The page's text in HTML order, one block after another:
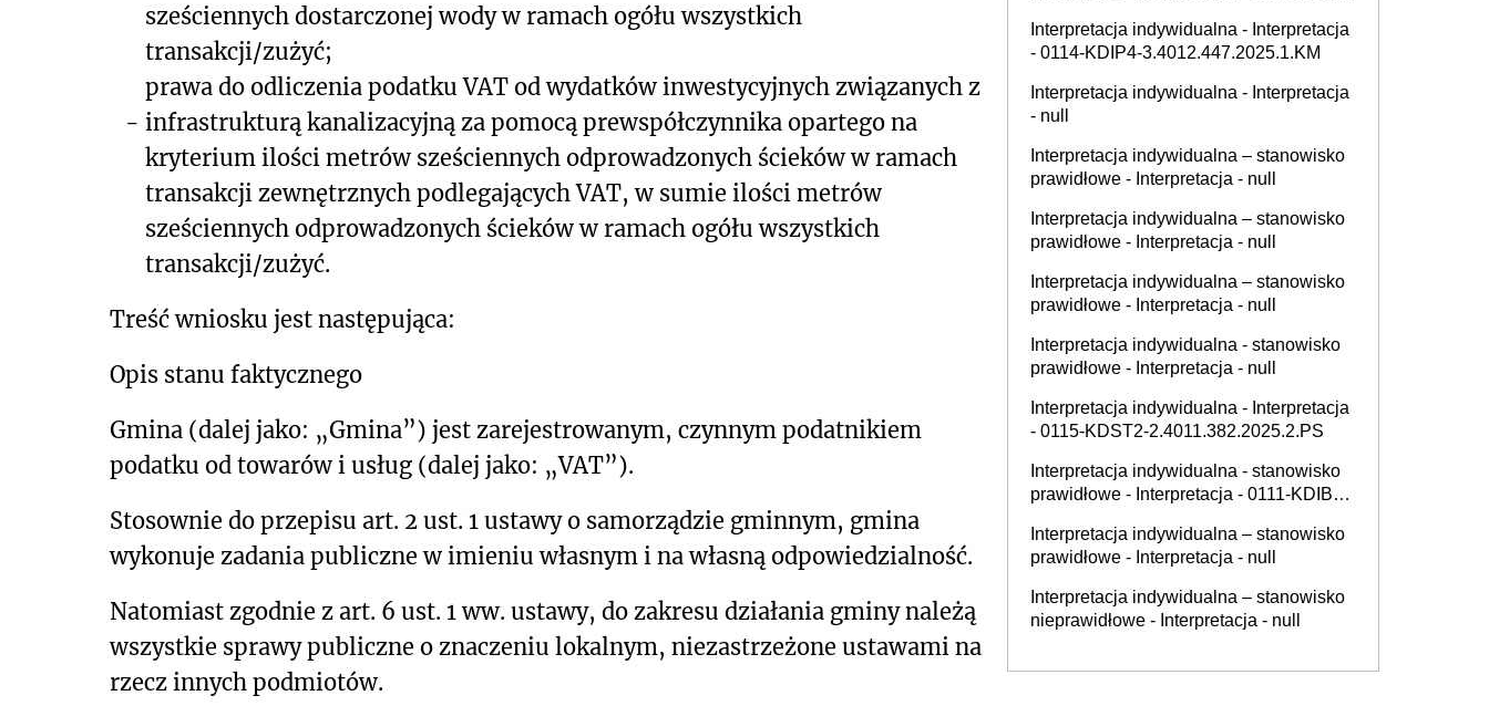
sześciennych dostarczonej wody w ramach ogółu wszystkich
transakcji/zużyć;
-
prawa do odliczenia podatku VAT od wydatków inwestycyjnych związanych z
infrastrukturą kanalizacyjną za pomocą prewspółczynnika opartego na
kryterium ilości metrów sześciennych odprowadzonych ścieków w ramach
transakcji zewnętrznych podlegających VAT, w sumie ilości metrów
sześciennych odprowadzonych ścieków w ramach ogółu wszystkich
transakcji/zużyć.
Treść wniosku jest następująca:
Opis stanu faktycznego
Gmina (dalej jako: „Gmina”) jest zarejestrowanym, czynnym podatnikiem
podatku od towarów i usług (dalej jako: „VAT”).
Stosownie do przepisu art. 2 ust. 1 ustawy o samorządzie gminnym, gmina
wykonuje zadania publiczne w imieniu własnym i na własną odpowiedzialność.
Natomiast zgodnie z art. 6 ust. 1 ww. ustawy, do zakresu działania gminy należą
wszystkie sprawy publiczne o znaczeniu lokalnym, niezastrzeżone ustawami na
rzecz innych podmiotów.
Interpretacja indywidualna - Interpretacja
- 0114-KDIP4-3.4012.447.2025.1.KM
Interpretacja indywidualna - Interpretacja
- null
Interpretacja indywidualna – stanowisko
prawidłowe - Interpretacja - null
Interpretacja indywidualna – stanowisko
prawidłowe - Interpretacja - null
Interpretacja indywidualna – stanowisko
prawidłowe - Interpretacja - null
Interpretacja indywidualna - stanowisko
prawidłowe - Interpretacja - null
Interpretacja indywidualna - Interpretacja
- 0115-KDST2-2.4011.382.2025.2.PS
Interpretacja indywidualna - stanowisko
prawidłowe - Interpretacja - 0111-KDIB1-
Interpretacja indywidualna – stanowisko
prawidłowe - Interpretacja - null
Interpretacja indywidualna – stanowisko
nieprawidłowe - Interpretacja - null